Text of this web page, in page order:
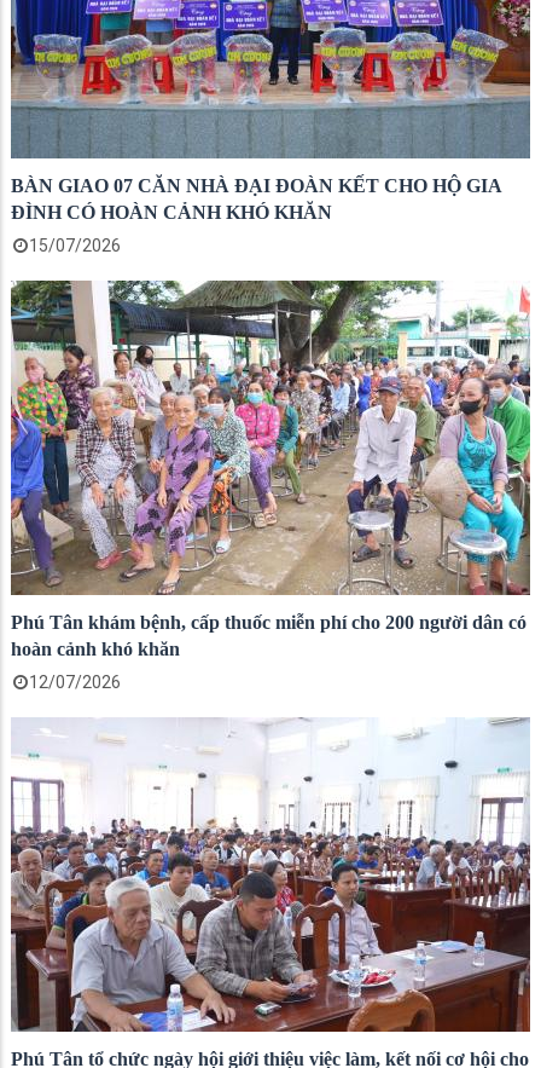
BÀN GIAO 07 CĂN NHÀ ĐẠI ĐOÀN KẾT CHO HỘ GIA
ĐÌNH CÓ HOÀN CẢNH KHÓ KHĂN
15/07/2026
Phú Tân khám bệnh, cấp thuốc miễn phí cho 200 người dân có
hoàn cảnh khó khăn
12/07/2026
Phú Tân tổ chức ngày hội giới thiệu việc làm, kết nối cơ hội cho